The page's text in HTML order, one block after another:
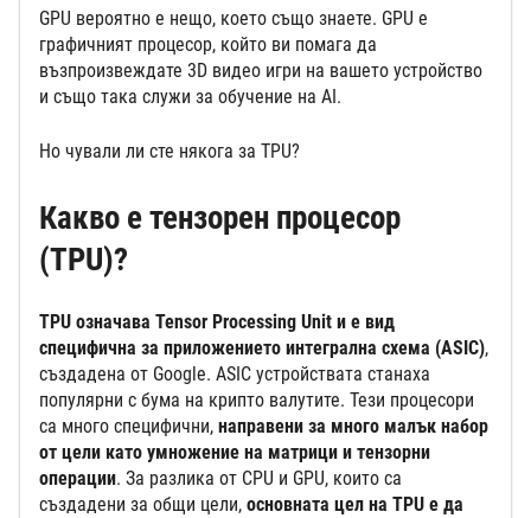
GPU вероятно е нещо, което също знаете. GPU е
графичният процесор, който ви помага да
възпроизвеждате 3D видео игри на вашето устройство
и също така служи за обучение на AI.
Но чували ли сте някога за TPU?
Какво е тензорен процесор
(TPU)?
TPU означава Tensor Processing Unit и е вид
специфична за приложението интегрална схема (ASIC),
създадена от Google. ASIC устройствата станаха
популярни с бума на крипто валутите. Тези процесори
са много специфични, направени за много малък набор
от цели като умножение на матрици и тензорни
операции. За разлика от CPU и GPU, които са
създадени за общи цели, основната цел на TPU е да